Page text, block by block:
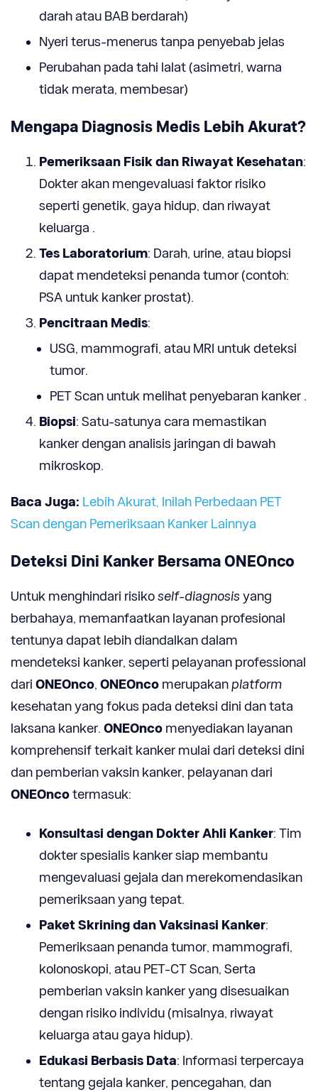
darah atau BAB berdarah)
Nyeri terus-menerus tanpa penyebab jelas
Perubahan pada tahi lalat (asimetri, warna
tidak merata, membesar)
Mengapa Diagnosis Medis Lebih Akurat?
Pemeriksaan Fisik dan Riwayat Kesehatan:
Dokter akan mengevaluasi faktor risiko
seperti genetik, gaya hidup, dan riwayat
keluarga .
Tes Laboratorium: Darah, urine, atau biopsi
dapat mendeteksi penanda tumor (contoh:
PSA untuk kanker prostat).
Pencitraan Medis:
USG, mammografi, atau MRI untuk deteksi
tumor.
PET Scan untuk melihat penyebaran kanker .
Biopsi: Satu-satunya cara memastikan
kanker dengan analisis jaringan di bawah
mikroskop.
Baca Juga: Lebih Akurat, Inilah Perbedaan PET
Scan dengan Pemeriksaan Kanker Lainnya
Deteksi Dini Kanker Bersama ONEOnco
Untuk menghindari risikoself-diagnosis yang
berbahaya, memanfaatkan layanan profesional
tentunya dapat lebih diandalkan dalam
mendeteksi kanker, seperti pelayanan professional
dari ONEOnco, ONEOnco merupakan platform
kesehatan yang fokus pada deteksi dini dan tata
laksana kanker. ONEOnco menyediakan layanan
komprehensif terkait kanker mulai dari deteksi dini
dan pemberian vaksin kanker, pelayanan dari
ONEOncotermasuk:
Konsultasi dengan Dokter Ahli Kanker: Tim
dokter spesialis kanker siap membantu
mengevaluasi gejala dan merekomendasikan
pemeriksaan yang tepat.
Paket Skrining dan Vaksinasi Kanker:
Pemeriksaan penanda tumor, mammografi,
kolonoskopi, atau PET-CT Scan, Serta
pemberian vaksin kanker yang disesuaikan
dengan risiko individu (misalnya, riwayat
keluarga atau gaya hidup).
Edukasi Berbasis Data: Informasi terpercaya
tentang gejala kanker, pencegahan, dan